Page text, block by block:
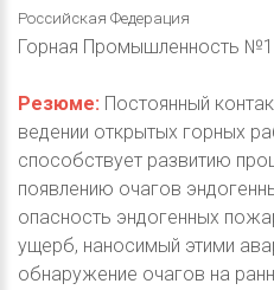
Российская Федерация
Горная Промышленность
Резюме: Постоянный
ведении открытых горных
способствует развитию
появлению очагов
опасность эндогенных
ущерб, наносимый этими
обнаружение очагов на